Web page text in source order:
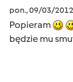
pon., 09/03/
Popieram
będzie mu